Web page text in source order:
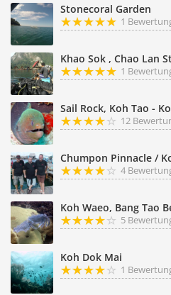
Stonecoral Garden
1
Khao Sok , Chao Lan
1
Sail Rock, Koh Tao -
12
Chumpon Pinnacle /
4
Koh Waeo, Bang Tao
5
Koh Dok Mai
1